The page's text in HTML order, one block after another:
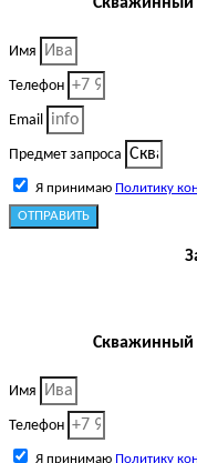
Имя
Телефон
Email
Предмет запроса
Я принимаю Политику
ОТПРАВИТЬ
Скважинный
Имя
Телефон
Я принимаю Политику